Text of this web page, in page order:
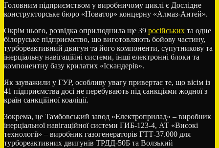
Головним підприємством у виробничому циклі є Дослідне
конструкторське бюро «Новатор» концерну «Алмаз-Антей».
Окрім нього, розвідка оприлюднила ще 39 російських та одне
білоруське підприємство, що виготовляють бойову частину,
турбореактивний двигун та його компоненти, супутникову та
інерціальну навігаційні системи, інші електронні блоки та
компонентну базу крилатих «Іскандерів».
Як зауважили у ГУР, особливу увагу привертає те, що вісім із
41 підприємства досі не перебувають під санкціями жодної з
країн санкційної коаліції.
Зокрема, це Тамбовський завод «Електроприлад» – виробник
інерціальної навігаційної системи ГИБ-123-4, АТ «Високі
технології» – виробник газогенераторів ГТТ-37.000 для
турбореактивних двигунів ТРДД-50Б та Волзький